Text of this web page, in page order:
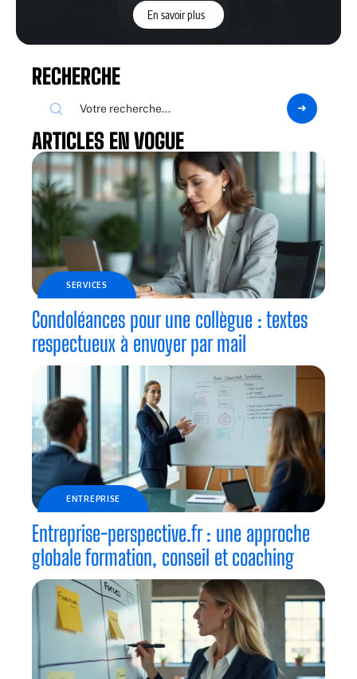
En savoir plus
RECHERCHE
ARTICLES EN VOGUE
SERVICES
Condoléances pour une collègue : textes
respectueux à envoyer par mail
ENTREPRISE
Entreprise-perspective.fr : une approche
globale formation, conseil et coaching